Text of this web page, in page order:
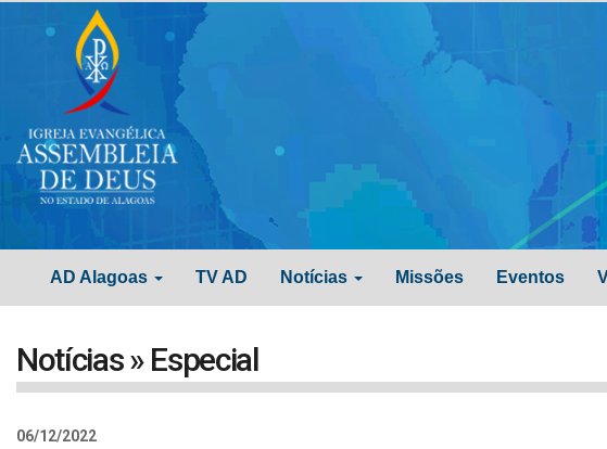
AD Alagoas TV AD Notícias Missões Eventos
Notícias » Especial
06/12/2022